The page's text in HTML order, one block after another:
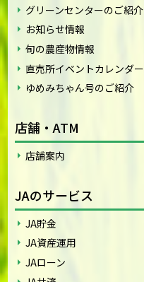
グリーンセンターのご紹介
お知らせ情報
旬の農産物情報
直売所イベントカレンダー
ゆめみちゃん号のご紹介
店舗・ATM
店舗案内
JAのサービス
JA貯金
JA資産運用
JAローン